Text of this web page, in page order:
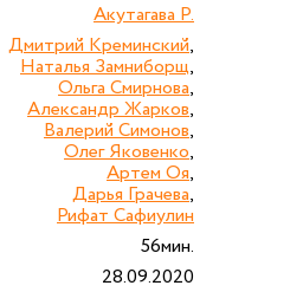
Акутагава Р.
Дмитрий Креминский,
Наталья Замниборщ,
Ольга Смирнова,
Александр Жарков,
Валерий Симонов,
Олег Яковенко,
Артем Оя,
Дарья Грачева,
Рифат Сафиулин
56мин.
28.09.2020